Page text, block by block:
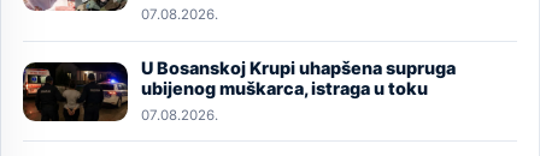
07.08.2026.
Image
U Bosanskoj Krupi uhapšena supruga
ubijenog muškarca, istraga u toku
07.08.2026.